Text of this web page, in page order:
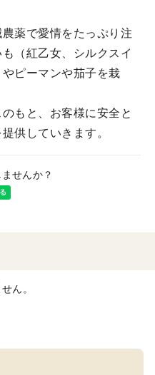
薬で愛情をたっぷり注
（紅乙女、シルクスイ
ピーマンや茄子を栽
もと、お客様に安全と
供していきます。
せんか？
ん。